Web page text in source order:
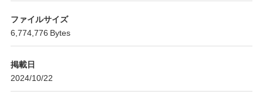
ファイルサイズ
6,774,776 Bytes
掲載日
2024/10/22